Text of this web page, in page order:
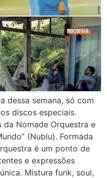
dessa semana, só com
discos especiais.
Nomade Orquestra e
(Nublu). Formada
é um ponto de
e expressões
Mistura funk, soul,